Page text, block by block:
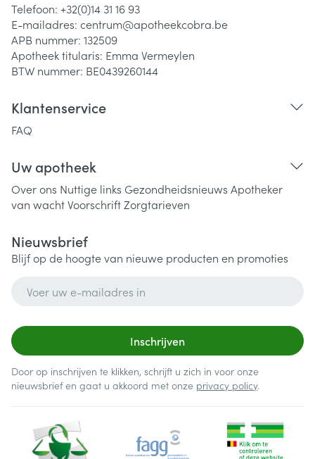
Telefoon: +32(0)14 31 16 93
E-mailadres: centrum@apotheekcobra.be
APB nummer: 132509
Apotheek titularis: Emma Vermeylen
BTW nummer: BE0439260144
Klantenservice
FAQ
Uw apotheek
Over ons Nuttige links Gezondheidsnieuws Apotheker
van wachtVoorschriftZorgtarieven
Nieuwsbrief
Blijf op de hoogte van nieuwe producten en promoties
Inschrijven
Door op inschrijven te klikken, schrijft u zich in voor onze
nieuwsbrief en gaat u akkoord met onze privacy policy.